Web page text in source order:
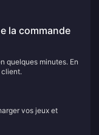
la commande
quelques minutes. En
vos jeux et